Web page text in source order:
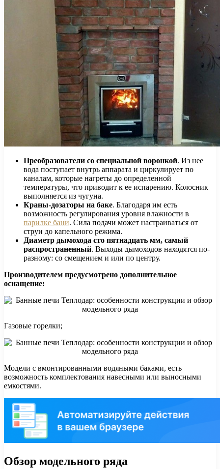
Преобразователи со специальной воронкой. Из нее
вода поступает внутрь аппарата и циркулирует по
каналам, которые нагреты до определенной
температуры, что приводит к ее испарению. Колосник
выполняется из чугуна.
Краны-дозаторы на баке. Благодаря им есть
возможность регулирования уровня влажности в
парилке бани. Сила подачи может настраиваться от
струи до капельного режима.
Диаметр дымохода сто пятнадцать мм, самый
распространенный. Выходы дымоходов находятся по-
разному: со смещением и или по центру.
Производителем предусмотрено дополнительное
оснащение:
Газовые горелки;
Модели с вмонтированными водяными баками, есть
возможность комплектования навесными или выносными
емкостями.
Обзор модельного ряда